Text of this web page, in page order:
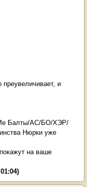
преувеличивает, и
Балты/АС/БО/ХЭР/
Нюрки уже
на ваше